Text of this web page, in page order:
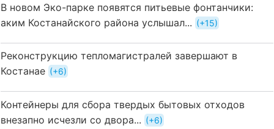
В новом Эко-парке появятся питьевые фонтанчики:
аким Костанайского района услышал...
+15
Реконструкцию тепломагистралей завершают в
Костанае
+6
Контейнеры для сбора твердых бытовых отходов
внезапно исчезли со двора...
+6